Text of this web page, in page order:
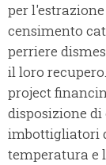
per
censimento
perriere
il loro
project
disposizione
imbottigliatori
temperatura e